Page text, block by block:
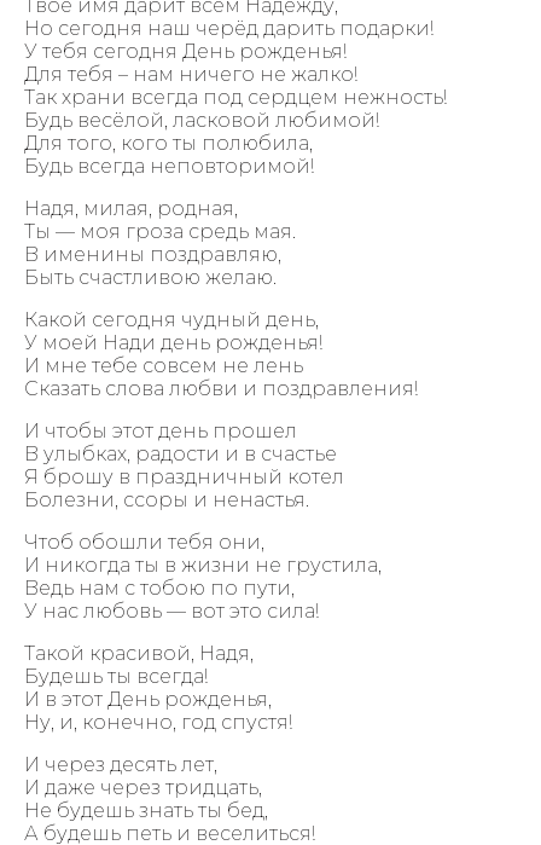
Твоё имя дарит всем Надежду,
Но сегодня наш черёд дарить подарки!
У тебя сегодня День рожденья!
Для тебя – нам ничего не жалко!
Так храни всегда под сердцем нежность!
Будь весёлой, ласковой любимой!
Для того, кого ты полюбила,
Будь всегда неповторимой!
Надя, милая, родная,
Ты — моя гроза средь мая.
В именины поздравляю,
Быть счастливою желаю.
Какой сегодня чудный день,
У моей Нади день рожденья!
И мне тебе совсем не лень
Сказать слова любви и поздравления!
И чтобы этот день прошел
В улыбках, радости и в счастье
Я брошу в праздничный котел
Болезни, ссоры и ненастья.
Чтоб обошли тебя они,
И никогда ты в жизни не грустила,
Ведь нам с тобою по пути,
У нас любовь — вот это сила!
Такой красивой, Надя,
Будешь ты всегда!
И в этот День рожденья,
Ну, и, конечно, год спустя!
И через десять лет,
И даже через тридцать,
Не будешь знать ты бед,
А будешь петь и веселиться!